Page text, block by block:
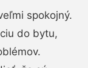
spokojný.
do bytu,